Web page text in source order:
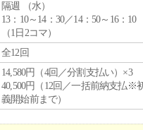
隔週 （水）
13：10～14：30／14：50～16：10
（1日2コマ）
全12回
14,580円（4回／分割支払い）×3
40,500円（12回／一括前納支払※
義開始前まで）